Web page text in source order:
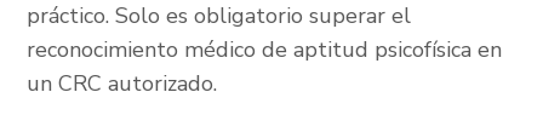
práctico. Solo es obligatorio superar el
reconocimiento médico de aptitud psicofísica en
un CRC autorizado.